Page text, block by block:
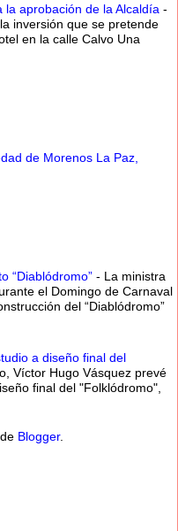
aprobación de la Alcaldía -
inversión que se pretende
en la calle Calvo Una
de Morenos La Paz,
“Diablódromo” - La ministra
el Domingo de Carnaval
del “Diablódromo”
a diseño final del
Víctor Hugo Vásquez prevé
final del "Folklódromo",
Blogger.